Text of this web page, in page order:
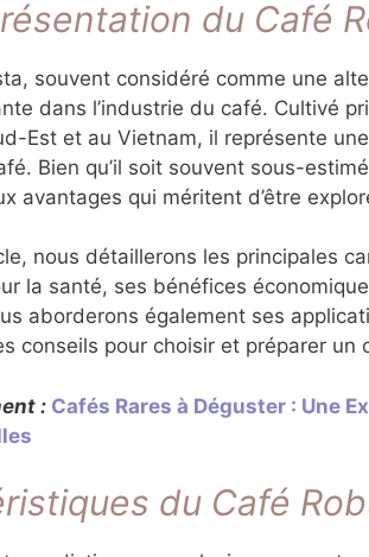
du Café
souvent considéré comme une
dans l’industrie du café. Cultivé
Est et au Vietnam, il représente
Bien qu’il soit souvent sous-
avantages qui méritent d’être
nous détaillerons les principales
la santé, ses bénéfices
aborderons également ses
conseils pour choisir et préparer un
: Cafés Rares à Déguster : Une
du Café